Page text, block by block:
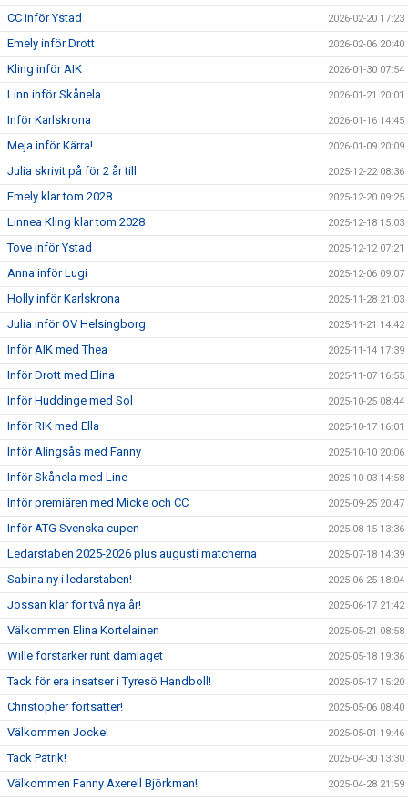
CC inför Ystad 2026-02-20 17:23
Emely inför Drott 2026-02-06 20:40
Kling inför AIK 2026-01-30 07:54
Linn inför Skånela 2026-01-21 20:01
Inför Karlskrona 2026-01-16 14:45
Meja inför Kärra! 2026-01-09 20:09
Julia skrivit på för 2 år till 2025-12-22 08:36
Emely klar tom 2028 2025-12-20 09:25
Linnea Kling klar tom 2028 2025-12-18 15:03
Tove inför Ystad 2025-12-12 07:21
Anna inför Lugi 2025-12-06 09:07
Holly inför Karlskrona 2025-11-28 21:03
Julia inför OV Helsingborg 2025-11-21 14:42
Inför AIK med Thea 2025-11-14 17:39
Inför Drott med Elina 2025-11-07 16:55
Inför Huddinge med Sol 2025-10-25 08:44
Inför RIK med Ella 2025-10-17 16:01
Inför Alingsås med Fanny 2025-10-10 20:06
Inför Skånela med Line 2025-10-03 14:58
Inför premiären med Micke och CC 2025-09-25 20:47
Inför ATG Svenska cupen 2025-08-15 13:36
Ledarstaben 2025-2026 plus augusti matcherna 2025-07-18 14:39
Sabina ny i ledarstaben! 2025-06-25 18:04
Jossan klar för två nya år! 2025-06-17 21:42
Välkommen Elina Kortelainen 2025-05-21 08:58
Wille förstärker runt damlaget 2025-05-18 19:36
Tack för era insatser i Tyresö Handboll! 2025-05-17 15:20
Christopher fortsätter! 2025-05-06 08:40
Välkommen Jocke! 2025-05-01 19:46
Tack Patrik! 2025-04-30 13:30
Välkommen Fanny Axerell Björkman! 2025-04-28 21:59